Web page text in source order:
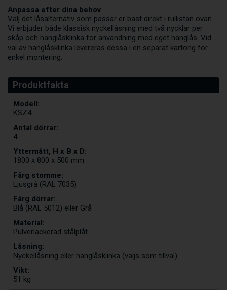
Anpassa efter dina behov
Välj det låsalternativ som passar er bäst direkt i rullistan ovan.
Vi erbjuder både klassisk nyckellåsning med två nycklar per
skåp och hänglåsklinka för användning med eget hänglås. Vid
val av hänglåsklinka levereras dessa i en separat kartong för
enkel montering.
Modell:
KSZ4
Antal dörrar:
4
Yttermått, H x B x D:
1800 x 800 x 500 mm
Färg stomme:
Ljusgrå (RAL 7035)
Färg dörrar:
Blå (RAL 5012) eller Grå
Material:
Pulverlackerad stålplåt
Låsning:
Nyckellåsning eller hänglåsklinka (väljs som tillval)
Vikt:
51 kg